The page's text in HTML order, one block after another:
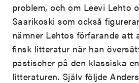
problem, och om Leevi Lehto
Saarikoski som också
nämner Lehtos förfarande att
finsk litteratur när han
pastischer på den klassiska
litteraturen. Själv följde